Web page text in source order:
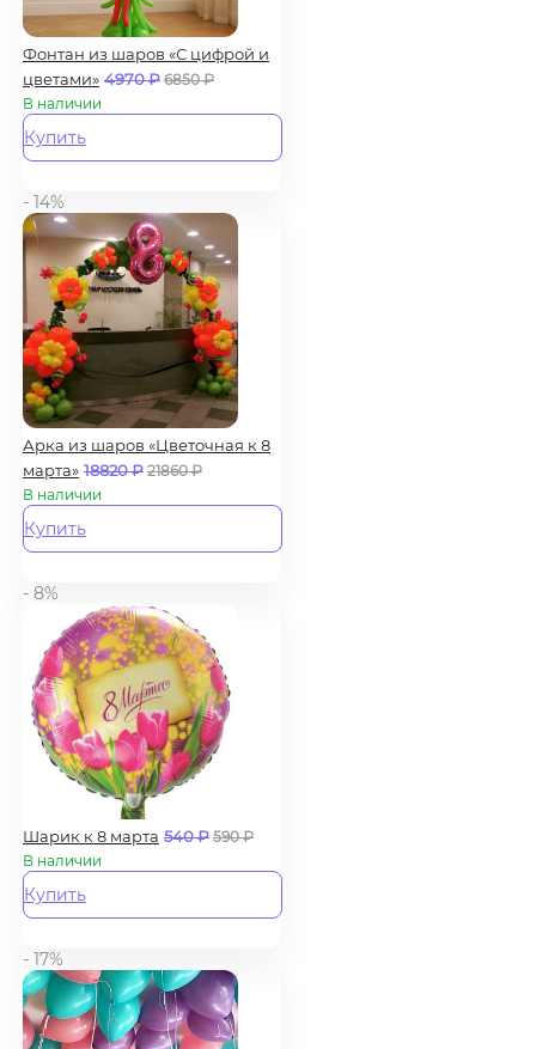
Фонтан из шаров «С цифрой и
цветами» 4970₽ 6850₽
В наличии
Купить
- 14%
Арка из шаров «Цветочная к 8
марта» 18820₽ 21860₽
В наличии
Купить
- 8%
Шарик к 8 марта 540₽ 590₽
В наличии
Купить
- 17%